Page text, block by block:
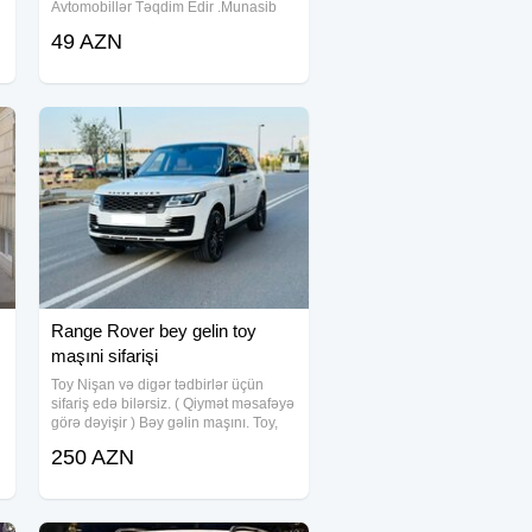
Avtomobillər Təqdim Edir .Munasib
teklif ediriki, Depozit yoxdur, 15
qiymetler
49 AZN
Range Rover bey gelin toy
maşıni sifarişi
Toy Nişan və digər tədbirlər üçün
sifariş edə bilərsiz. ( Qiymət məsafəyə
görə dəyişir ) Bəy gəlin maşını. Toy,
Doğum Evindən Çıxarılması, Klip,
olunur
250 AZN